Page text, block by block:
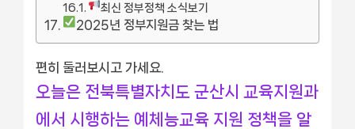
최신 정부정책 소식보기
2025년 정부지원금 찾는 법
편히 둘러보시고 가세요.
오늘은 전북특별자치도 군산시 교육지원과
에서 시행하는 예체능교육 지원 정책을 알